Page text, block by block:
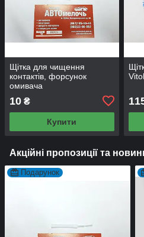
Щітка для чищення
контактів, форсунок
омивача
10 ₴
Купити
Vitol
Акційні пропозиції та
Подарунок